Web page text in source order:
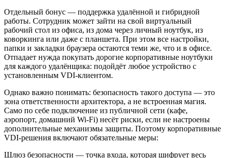
Отдельный бонус — поддержка удалённой и гибридной
работы. Сотрудник может зайти на свой виртуальный
рабочий стол из офиса, из дома через личный ноутбук, из
коворкинга или даже с планшета. При этом все настройки,
папки и закладки браузера остаются теми же, что и в офисе.
Отпадает нужда покупать дорогие корпоративные ноутбуки
для каждого удалёнщика: подойдёт любое устройство с
установленным VDI-клиентом.
Однако важно понимать: безопасность такого доступа — это
зона ответственности архитектора, а не встроенная магия.
Само по себе подключение из публичной сети (кафе,
аэропорт, домашний Wi-Fi) несёт риски, если не настроены
дополнительные механизмы защиты. Поэтому корпоративные
VDI-решения включают обязательные меры:
Шлюз безопасности — точка входа, которая шифрует весь